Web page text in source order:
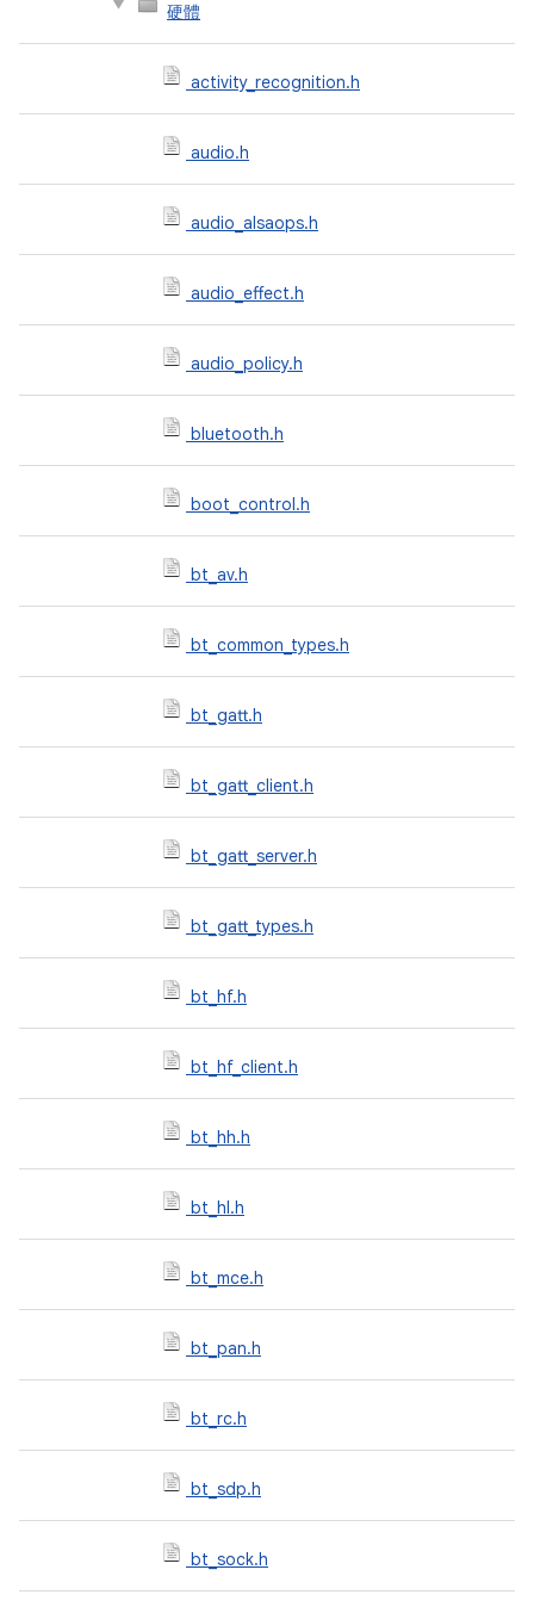
硬體
activity_recognition.h
audio.h
audio_alsaops.h
audio_effect.h
audio_policy.h
bluetooth.h
boot_control.h
bt_av.h
bt_common_types.h
bt_gatt.h
bt_gatt_client.h
bt_gatt_server.h
bt_gatt_types.h
bt_hf.h
bt_hf_client.h
bt_hh.h
bt_hl.h
bt_mce.h
bt_pan.h
bt_rc.h
bt_sdp.h
bt_sock.h